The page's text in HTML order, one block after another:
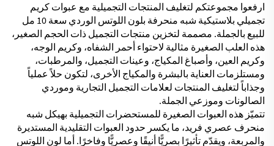
ارفعوا مجموعتكم لتغليف المنتجات التجميلية مع عبوات كريم
تجميلي بلاستيكية شبه منحرفة بلون اللوتس الوردي سعة 10 مل
للبيع بالجملة. مصممة لتخزين منتجات التجميل ذات الحجم الصغير،
هذه العلب الصغيرة مثالية لاحتواء أحمر الشفاه، وكريم الوجه،
وكريم العين، وأصباغ المكياج، وعينات التجميل، والمرطبات،
ومستلزمات العناية بالبشرة والمكياج الأخرى، لتكون حلاً عملياً
وجذاباً لتغليف المنتجات لعلامات التجميل التجارية وموردي
الصالونات وموزعي الجملة.
تتميّز هذه العبوات الصغيرة للمستحضرات التجميلية بهيكل شبه
منحرف عصري فريد، ما يكسر حدود العبوات التقليدية المستديرة
والمربعة، ويقدّم تأثيرًا بصريًّا أنيقًا وعصريًّا وفاخرًا. أما لون اللوتس